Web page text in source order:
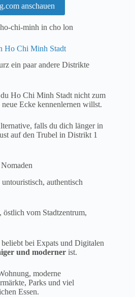
anschauen
Ho Chi Minh Stadt
ein paar andere Distrikte
Ho Chi Minh Stadt nicht zum
Ecke kennenlernen willst.
falls du dich länger in
auf den Trubel in Distrikt 1
authentisch
, östlich vom Stadtzentrum,
bei Expats und Digitalen
und moderner ist.
moderne
Parks und viel
Essen.